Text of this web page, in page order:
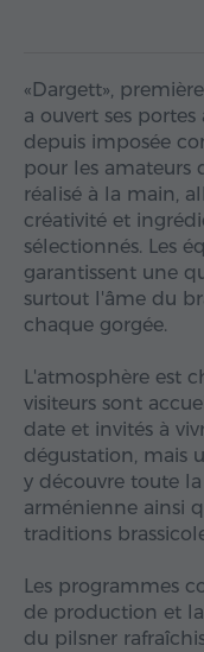
«Dargett»,
a ouvert ses
depuis imposée
pour les amateurs
réalisé à la main,
créativité et
sélectionnés. Les
garantissent une
surtout l'âme du
chaque gorgée.
L'atmosphère est
visiteurs sont
date et invités à
dégustation, mais
y découvre toute
arménienne ainsi
traditions
Les programmes
de production et
du pilsner